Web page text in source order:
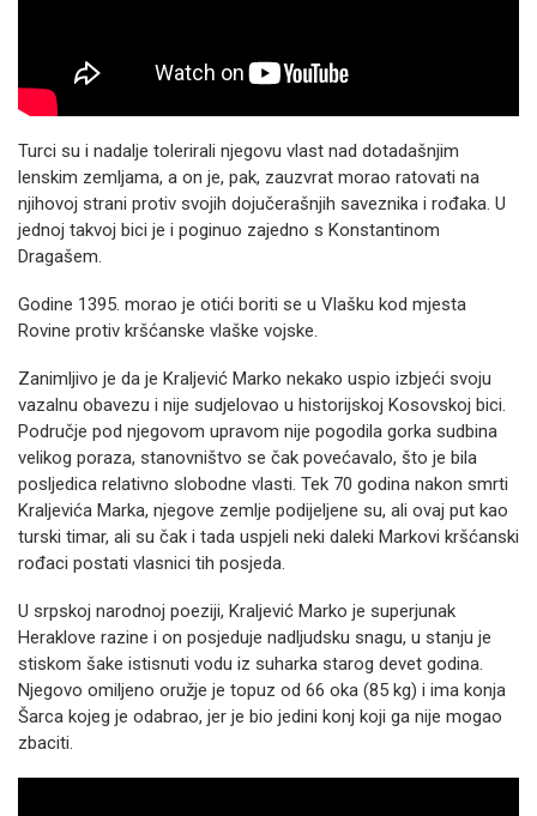
Turci su i nadalje tolerirali njegovu vlast nad dotadašnjim
lenskim zemljama, a on je, pak, zauzvrat morao ratovati na
njihovoj strani protiv svojih dojučerašnjih saveznika i rođaka. U
jednoj takvoj bici je i poginuo zajedno s Konstantinom
Dragašem.
Godine 1395. morao je otići boriti se u Vlašku kod mjesta
Rovine protiv kršćanske vlaške vojske.
Zanimljivo je da je Kraljević Marko nekako uspio izbjeći svoju
vazalnu obavezu i nije sudjelovao u historijskoj Kosovskoj bici.
Područje pod njegovom upravom nije pogodila gorka sudbina
velikog poraza, stanovništvo se čak povećavalo, što je bila
posljedica relativno slobodne vlasti. Tek 70 godina nakon smrti
Kraljevića Marka, njegove zemlje podijeljene su, ali ovaj put kao
turski timar, ali su čak i tada uspjeli neki daleki Markovi kršćanski
rođaci postati vlasnici tih posjeda.
U srpskoj narodnoj poeziji, Kraljević Marko je superjunak
Heraklove razine i on posjeduje nadljudsku snagu, u stanju je
stiskom šake istisnuti vodu iz suharka starog devet godina.
Njegovo omiljeno oružje je topuz od 66 oka (85 kg) i ima konja
Šarca kojeg je odabrao, jer je bio jedini konj koji ga nije mogao
zbaciti.